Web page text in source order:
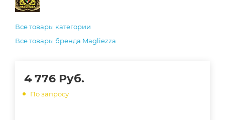
Все товары категории
Все товары бренда Magliezza
4 776 Руб.
По запросу